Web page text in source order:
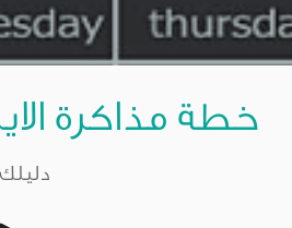
خطة مذاكرة